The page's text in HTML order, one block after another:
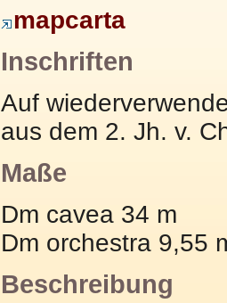
mapcarta
Inschriften
Auf
aus dem 2. Jh. v.
Maße
Dm cavea 34 m
Dm orchestra 9,55
Beschreibung